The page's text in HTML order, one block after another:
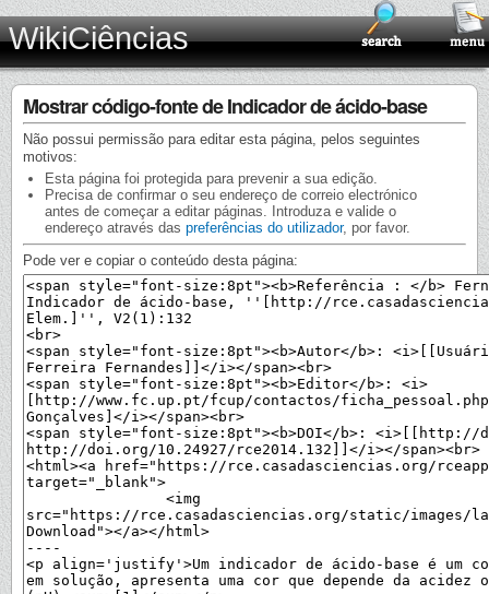
WikiCiências
Mostrar código-fonte de Indicador de ácido-base
Não possui permissão para editar esta página, pelos seguintes
motivos:
Esta página foi protegida para prevenir a sua edição.
Precisa de confirmar o seu endereço de correio electrónico
antes de começar a editar páginas. Introduza e valide o
endereço através das preferências do utilizador, por favor.
Pode ver e copiar o conteúdo desta página: